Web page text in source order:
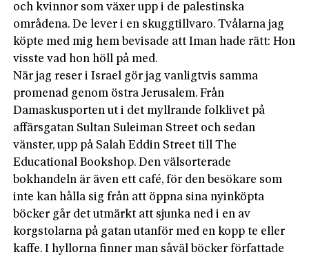
och kvinnor som växer upp i de palestinska
områdena. De lever i en skuggtillvaro. Tvålarna jag
köpte med mig hem bevisade att Iman hade rätt: Hon
visste vad hon höll på med.
När jag reser i Israel gör jag vanligtvis samma
promenad genom östra Jerusalem. Från
Damaskusporten ut i det myllrande folklivet på
affärsgatan Sultan Suleiman Street och sedan
vänster, upp på Salah Eddin Street till The
Educational Bookshop. Den välsorterade
bokhandeln är även ett café, för den besökare som
inte kan hålla sig från att öppna sina nyinköpta
böcker går det utmärkt att sjunka ned i en av
korgstolarna på gatan utanför med en kopp te eller
kaffe. I hyllorna finner man såväl böcker författade